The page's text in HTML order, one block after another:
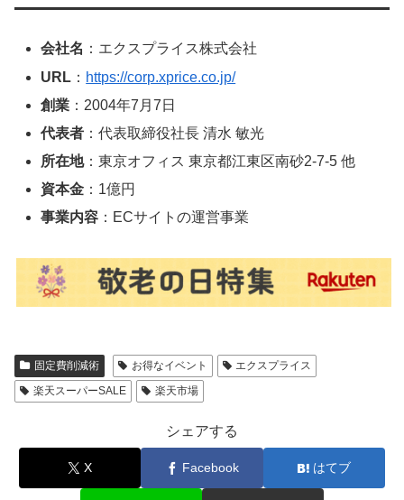
会社名 ：エクスプライス株式会社
URL ： https://corp.xprice.co.jp/
創業 ：2004年7月7日
代表者 ：代表取締役社長 清水 敏光
所在地：東京オフィス 東京都江東区南砂2-7-5 他
資本金 ：1億円
事業内容 ：ECサイトの運営事業
固定費削減術 お得なイベント
エクスプライス
楽天スーパーSALE
楽天市場
シェアする
X Facebook はてブ